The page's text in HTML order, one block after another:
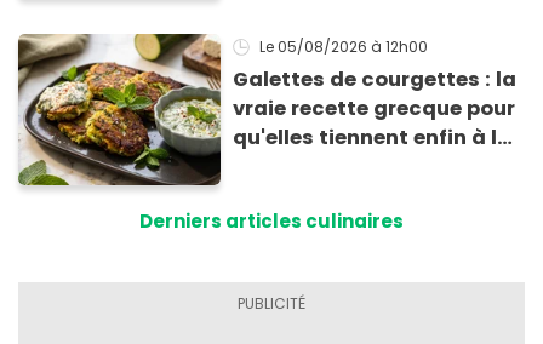
Le 05/08/2026 à 12h00
Galettes de courgettes : la
vraie recette grecque pour
qu'elles tiennent enfin à la
Derniers articles culinaires